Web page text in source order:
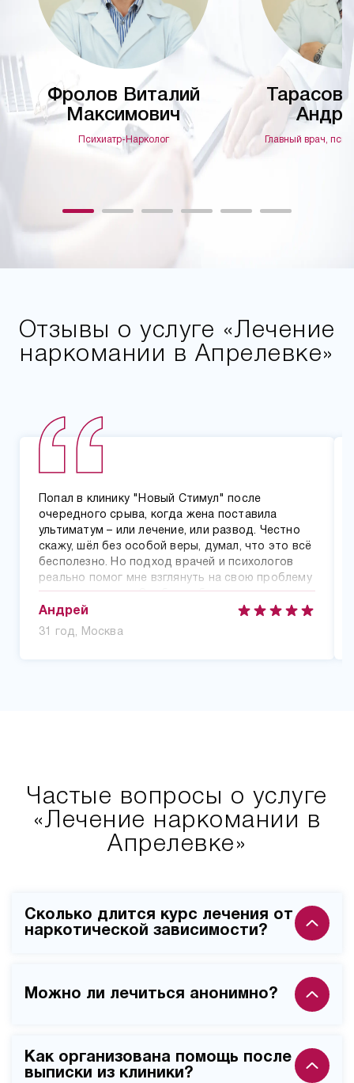
Фролов Виталий
Максимович
Психиатр-Нарколог
Тарасов
Главный врач,
Отзывы о услуге «Лечение
наркомании в Апрелевке»
Попал в клинику "Новый Стимул" после
очередного срыва, когда жена поставила
ультиматум – или лечение, или развод. Честно
скажу, шёл без особой веры, думал, что это всё
бесполезно. Но подход врачей и психологов
реально помог мне взглянуть на свою проблему
другими глазами. Особенно благодарен
психологу Марине Викторовне – она помогла
разобраться с причинами моей зависимости и
Андрей
31 год, Москва
Частые вопросы о услуге
«Лечение наркомании в
Апрелевке»
Сколько длится курс лечения от
наркотической зависимости?
клинике составляет от 21 до 45 дней, в зависимости
составляется индивидуально после первичной
консультации с наркологом и может
Можно ли лечиться анонимно?
конфиденциальность всем пациентам в
Как организована помощь после
выписки из клиники?